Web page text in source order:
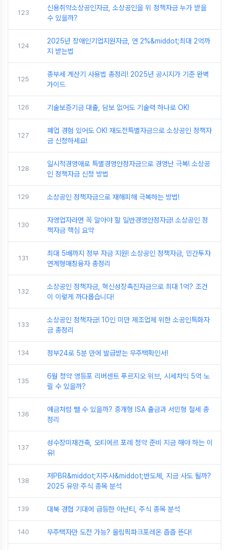
123
신용취약소상공인자금, 소상공인을 위 정책자금 누가 받을
수 있을까?
124
2025년 장애인기업지원자금, 연 2%&middot;최대 2억까
지 받는법
125
종부세 계산기 사용법 총정리! 2025년 공시지가 기준 완벽
가이드
126 기술보증기금 대출, 담보 없어도 기술력 하나로 OK!
127
폐업 경험 있어도 OK! 재도전특별자금으로 소상공인 정책자
금 신청하세요!
128
일시적경영애로 특별경영안정자금으로 경영난 극복! 소상공
인 정책자금 신청 방법
129 소상공인 정책자금으로 재해피해 극복하는 방법!
130
자영업자라면 꼭 알아야 할 일반경영안정자금! 소상공인 정
책자금 핵심 요약
131
최대 5배까지 정부 자금 지원! 소상공인 정책자금, 민간투자
연계형매칭융자 총정리
132
소상공인 정책자금, 혁신성장촉진자금으로 최대 1억? 조건
이 이렇게 까다롭습니다!
133
소상공인 정책자금! 10인 미만 제조업체 위한 소공인특화자
금 총정리
134 정부24로 5분 만에 발급받는 무주택확인서!
135
6월 청약 영등포 리버센트 푸르지오 위브, 시세차익 5억 노
릴 수 있을까?
136
예금처럼 뺄 수 있을까? 중개형 ISA 출금과 서민형 절세 총
정리
137
성수장미재건축, 오티에르 포레 청약 준비 지금 해야 하는 이
유!
138
저PBR&middot;지주사&middot;반도체, 지금 사도 될까?
2025 유망 주식 종목 분석
139 대북 경협 기대에 급등한 아난티, 주식 종목 분석
140 무주택자만 도전 가능? 올림픽파크포레온 줍줍 뜬다!